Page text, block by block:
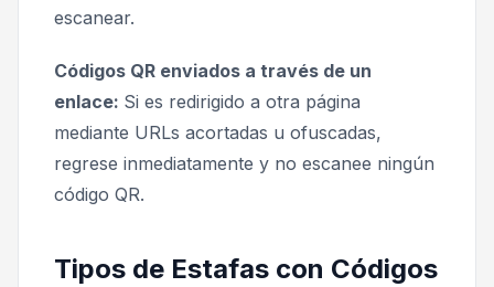
escanear.
Códigos QR enviados a través de un
enlace: Si es redirigido a otra página
mediante URLs acortadas u ofuscadas,
regrese inmediatamente y no escanee ningún
código QR.
Tipos de Estafas con Códigos